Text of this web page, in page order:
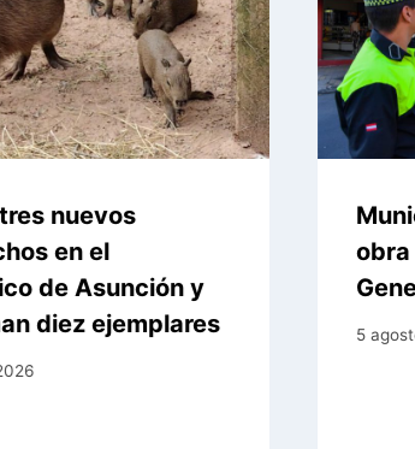
nuevos
en el
de Asunción y
diez ejemplares
5